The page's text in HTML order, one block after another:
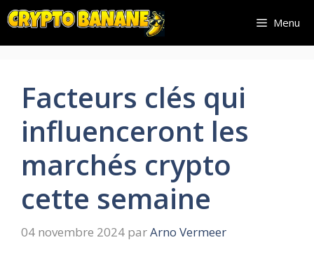
Aller
au
contenu
Menu
Facteurs clés qui
influenceront les
marchés crypto
cette semaine
04 novembre 2024 parArno Vermeer